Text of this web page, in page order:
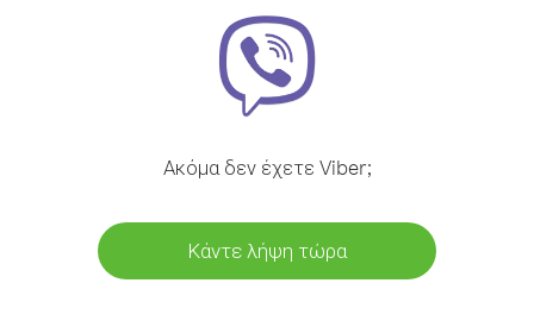
Ακόμα δεν έχετε Viber;
Κάντε λήψη τώρα